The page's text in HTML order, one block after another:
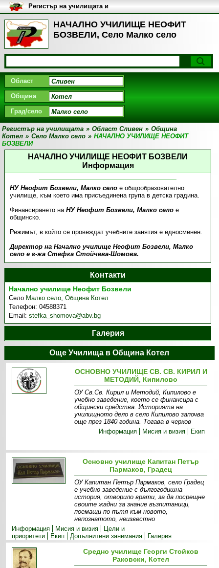
НАЧАЛНО УЧИЛИЩЕ НЕОФИТ
БОЗВЕЛИ, Село Малко село
Регистър на училищата и
университетите в България
Област
Община
Град/село
Регистър на училищата » Област Сливен » Община
Котел » Село Малко село » НАЧАЛНО УЧИЛИЩЕ НЕОФИТ
БОЗВЕЛИ
НАЧАЛНО УЧИЛИЩЕ НЕОФИТ БОЗВЕЛИ
Информация
НУ Неофит Бозвели, Малко селое общообразователно
училище, към което има присъединена група в детска градина.
Финансирането на НУ Неофит Бозвели, Малко селое
общинско.
Режимът, в който се провеждат учебните занятия е едносменен.
Директор на Начално училище Неофит Бозвели, Малко
село е г-жа Стефка Стойчева-Шомова.
Контакти
Начално училище Неофит Бозвели
Село Малко село,Община Котел
Телефон:04588371
Email:stefka_shomova@abv.bg
Галерия
Още Училища в Община Котел
ОСНОВНО УЧИЛИЩЕ СВ. СВ. КИРИЛ И
МЕТОДИЙ, Кипилово
ОУ Св.Св. Кирил и Методий, Кипилово е
учебно заведение, което се финансира с
общински средства. Историята на
училищното дело в село Кипилово започва
още през 1840 година. Тогава в черков
Информация
Мисия и визия Екип
Основно училище Капитан Петър
Пармаков, Градец
ОУ Капитан Петър Пармаков, село Градец
е учебно заведение с дългогодишна
история, отворило врати, за да посрещне
своите жадни за знание възпитаници,
поемащи по пътя към новото,
непознатото, неизвестно
Информация
Мисия и визия
Цели и
приоритети
Екип Допълнитени занимания Галерия
Средно училище Георги Стойков
Раковски, Котел